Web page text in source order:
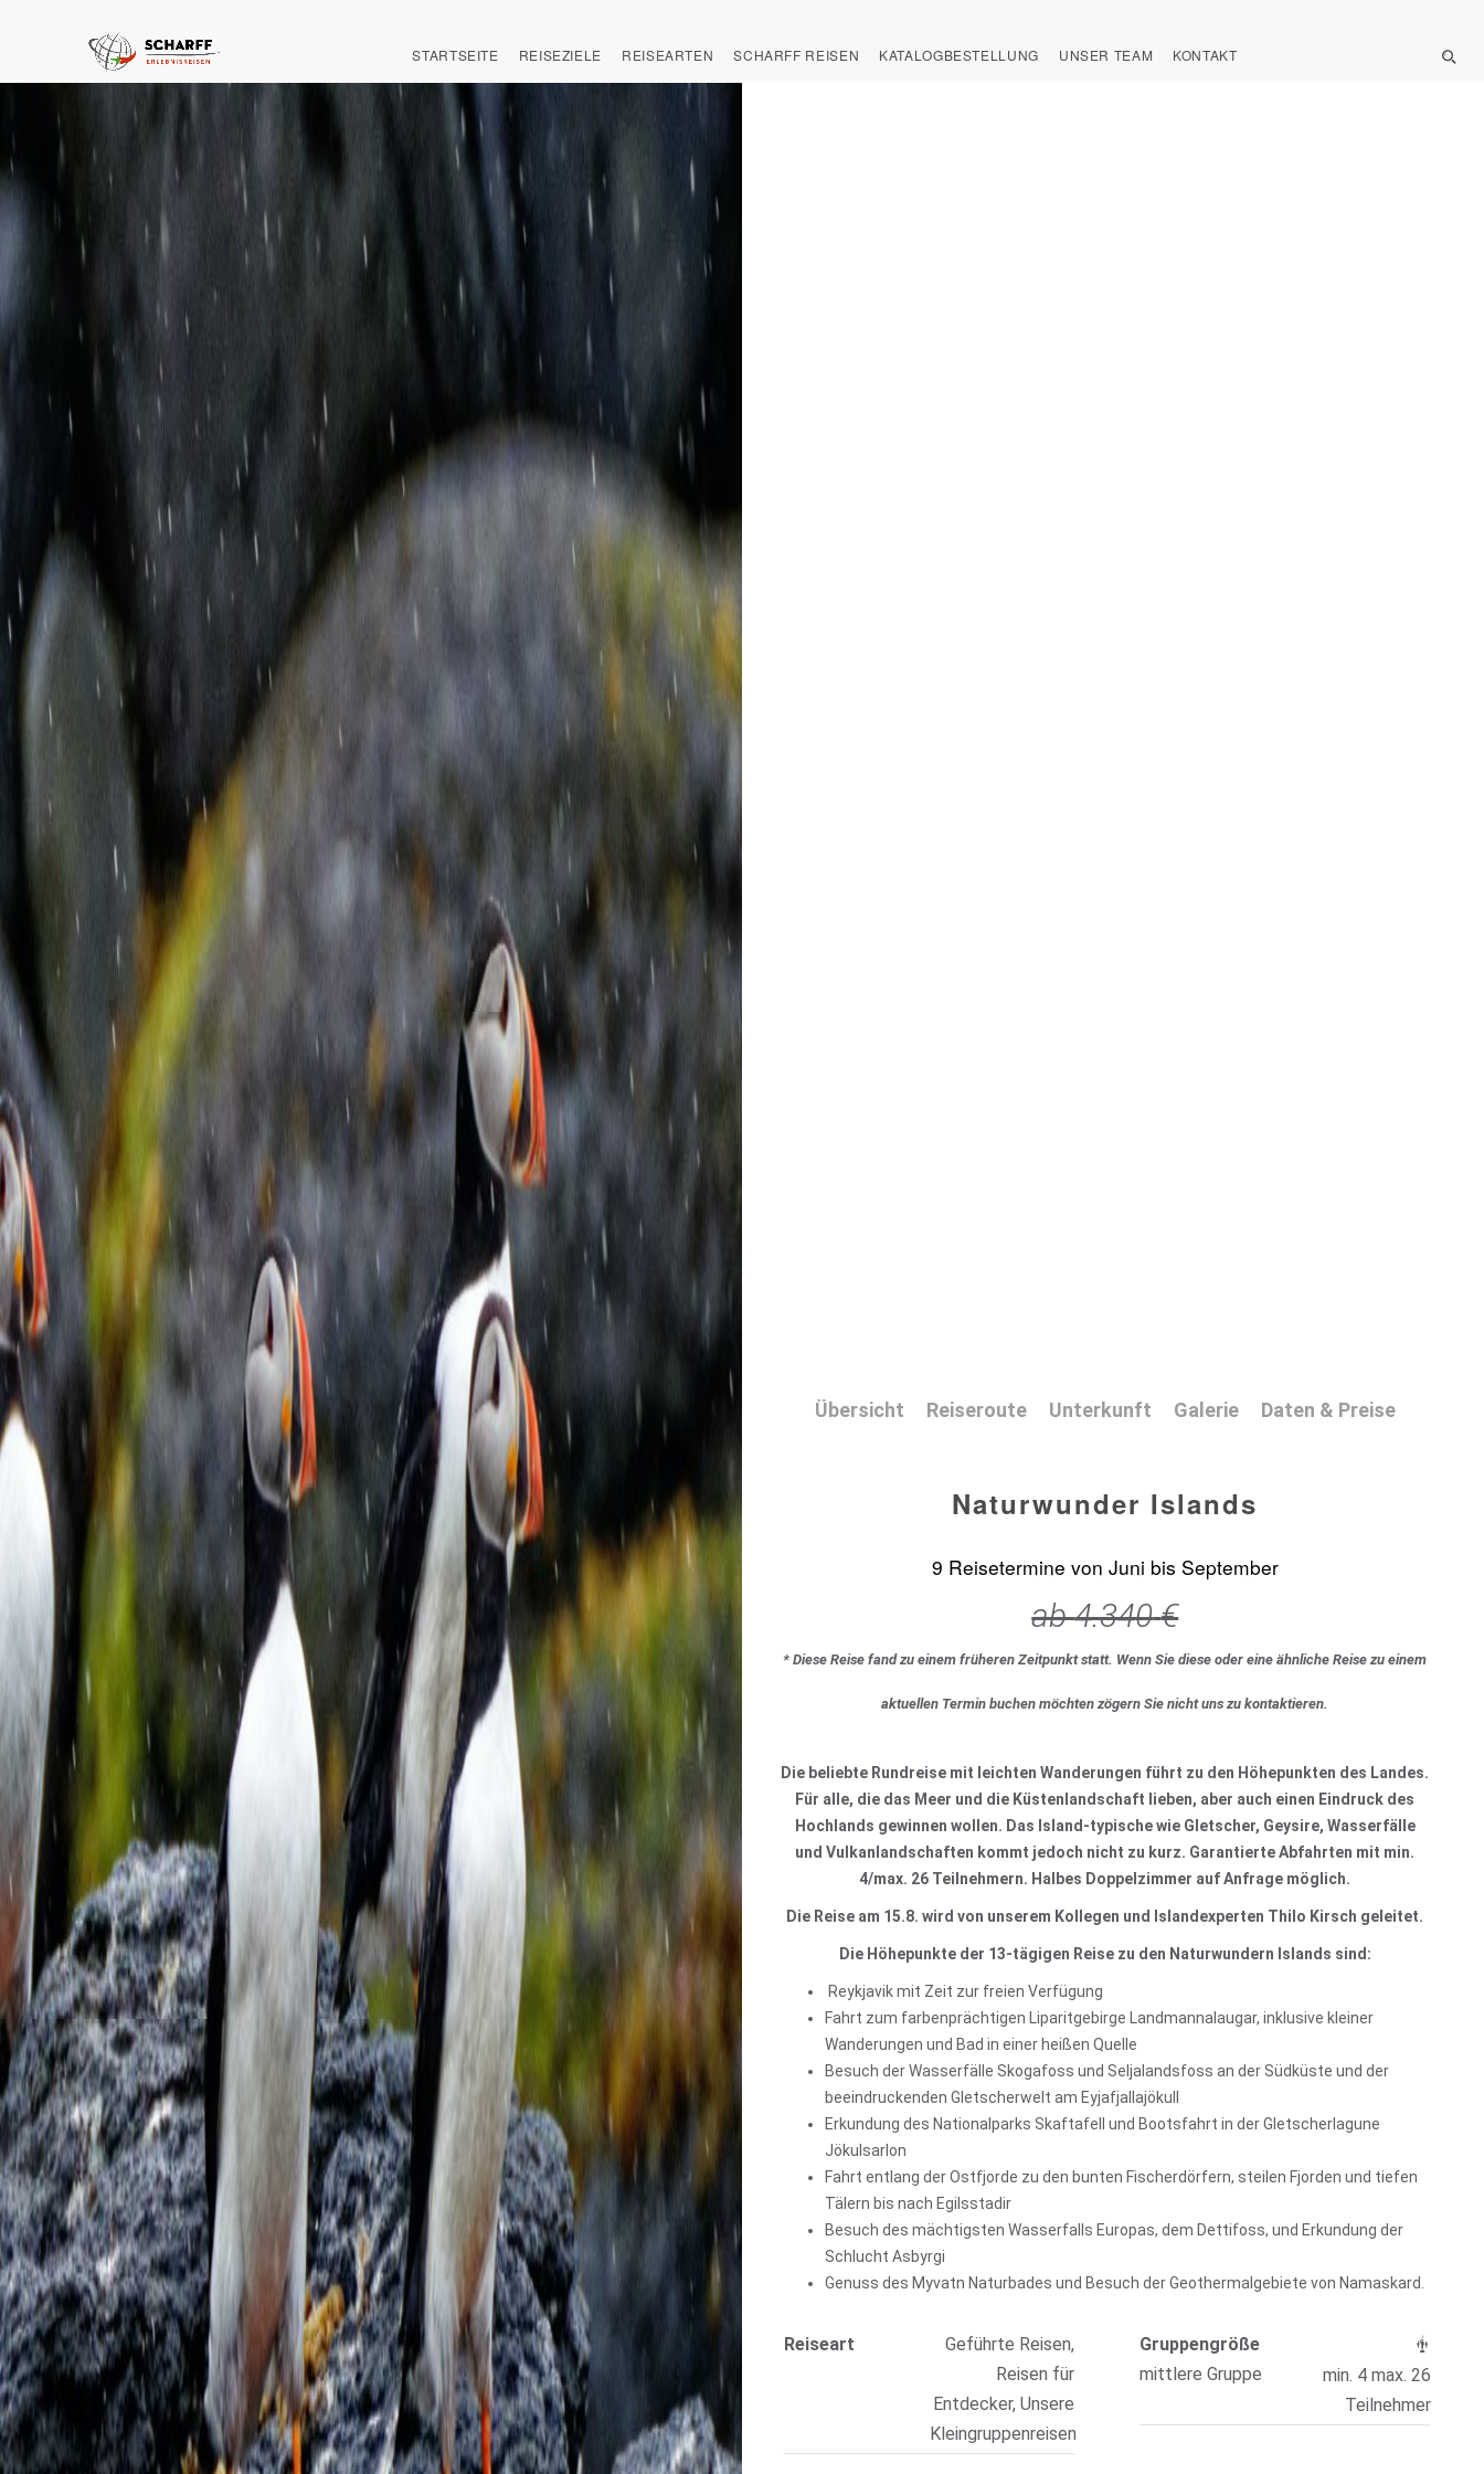
STARTSEITE REISEZIELE REISEARTEN SCHARFF REISEN KATALOGBESTELLUNG UNSER TEAM KONTAKT
Übersicht Reiseroute Unterkunft Galerie Daten & Preise
Naturwunder Islands
9 Reisetermine von Juni bis September
ab4.340 €
* Diese Reise fand zu einem früheren Zeitpunkt statt. Wenn Sie diese oder eine ähnliche Reise zu einem
aktuellen Termin buchen möchten zögern Sie nicht uns zu kontaktieren.
Die beliebte Rundreise mit leichten Wanderungen führt zu den Höhepunkten des Landes.
Für alle, die das Meer und die Küstenlandschaft lieben, aber auch einen Eindruck des
Hochlands gewinnen wollen. Das Island-typische wie Gletscher, Geysire, Wasserfälle
und Vulkanlandschaften kommt jedoch nicht zu kurz. Garantierte Abfahrten mit min.
4/max. 26 Teilnehmern. Halbes Doppelzimmer auf Anfrage möglich.
Die Reise am 15.8. wird von unserem Kollegen und Islandexperten Thilo Kirsch geleitet.
Die Höhepunkte der 13-tägigen Reise zu den Naturwundern Islands sind:
Reykjavik mit Zeit zur freien Verfügung
Fahrt zum farbenprächtigen Liparitgebirge Landmannalaugar, inklusive kleiner
Wanderungen und Bad in einer heißen Quelle
Besuch der Wasserfälle Skogafoss und Seljalandsfoss an der Südküste und der
beeindruckenden Gletscherwelt am Eyjafjallajökull
Erkundung des Nationalparks Skaftafell und Bootsfahrt in der Gletscherlagune
Jökulsarlon
Fahrt entlang der Ostfjorde zu den bunten Fischerdörfern, steilen Fjorden und tiefen
Tälern bis nach Egilsstadir
Besuch des mächtigsten Wasserfalls Europas, dem Dettifoss, und Erkundung der
Schlucht Asbyrgi
Genuss des Myvatn Naturbades und Besuch der Geothermalgebiete von Namaskard.
Reiseart
Geführte Reisen,
Reisen für
Entdecker, Unsere
Kleingruppenreisen
Gruppengröße
mittlere Gruppe
min. 4 max. 26
Teilnehmer